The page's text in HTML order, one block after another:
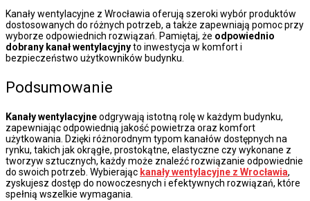
Kanały wentylacyjne z Wrocławia oferują szeroki wybór produktów
dostosowanych do różnych potrzeb, a także zapewniają pomoc przy
wyborze odpowiednich rozwiązań. Pamiętaj, że odpowiednio
dobrany kanał wentylacyjnyto inwestycja w komfort i
bezpieczeństwo użytkowników budynku.
Podsumowanie
Kanały wentylacyjneodgrywają istotną rolę w każdym budynku,
zapewniając odpowiednią jakość powietrza oraz komfort
użytkowania. Dzięki różnorodnym typom kanałów dostępnych na
rynku, takich jak okrągłe, prostokątne, elastyczne czy wykonane z
tworzyw sztucznych, każdy może znaleźć rozwiązanie odpowiednie
do swoich potrzeb. Wybierając kanały wentylacyjne z Wrocławia,
zyskujesz dostęp do nowoczesnych i efektywnych rozwiązań, które
spełnią wszelkie wymagania.